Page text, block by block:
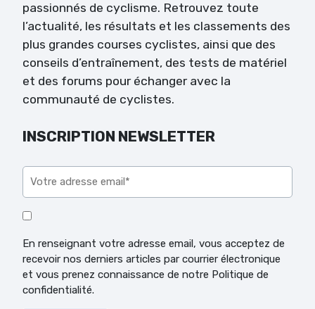
passionnés de cyclisme. Retrouvez toute
l’actualité, les résultats et les classements des
plus grandes courses cyclistes, ainsi que des
conseils d’entraînement, des tests de matériel
et des forums pour échanger avec la
communauté de cyclistes.
INSCRIPTION NEWSLETTER
En renseignant votre adresse email, vous acceptez de
recevoir nos derniers articles par courrier électronique
et vous prenez connaissance de notre Politique de
confidentialité.